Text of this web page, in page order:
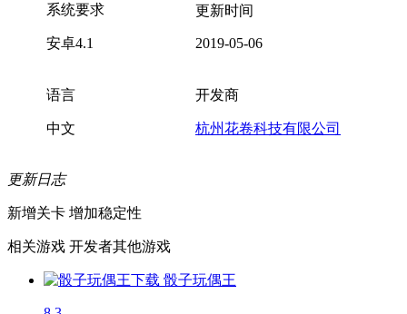
系统要求
安卓4.1
更新时间
2019-05-06
语言
中文
开发商
杭州花卷科技有限公司
更新日志
新增关卡 增加稳定性
相关游戏 开发者其他游戏
骰子玩偶王